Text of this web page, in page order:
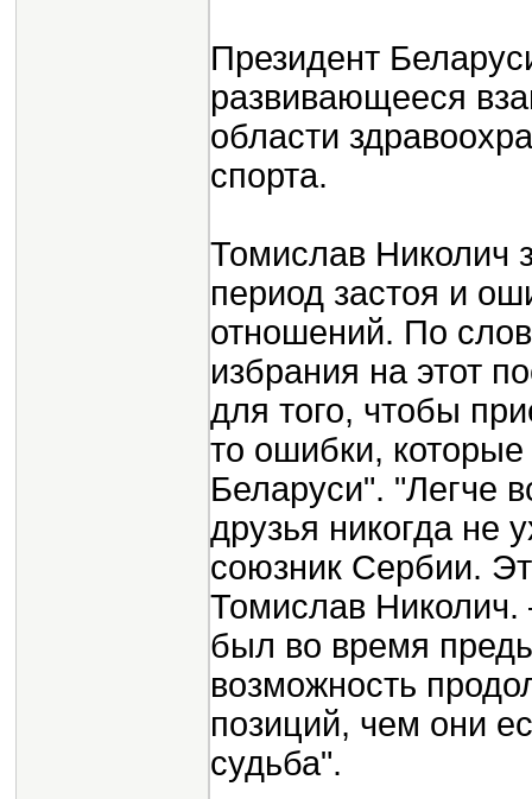
Президент
развивающееся
области
спорта.
Томислав Николич
период застоя и
отношений. По
избрания на этот
для того, чтобы
то ошибки,
Беларуси". "Легче
друзья никогда не
союзник Сербии.
Томислав Николич.
был во время
возможность
позиций, чем они
судьба".